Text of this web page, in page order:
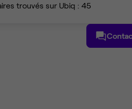
trouvés sur Ubiq : 45